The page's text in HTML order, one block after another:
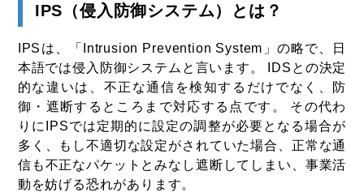
IPS（侵入防御システム）とは？
IPSは、「Intrusion Prevention System」の略で、日
本語では侵入防御システムと言います。 IDSとの決定
的な違いは、不正な通信を検知するだけでなく、防
御・遮断するところまで対応する点です。 その代わ
りにIPSでは定期的に設定の調整が必要となる場合が
多く、もし不適切な設定がされていた場合、正常な通
信も不正なパケットとみなし遮断してしまい、事業活
動を妨げる恐れがあります。